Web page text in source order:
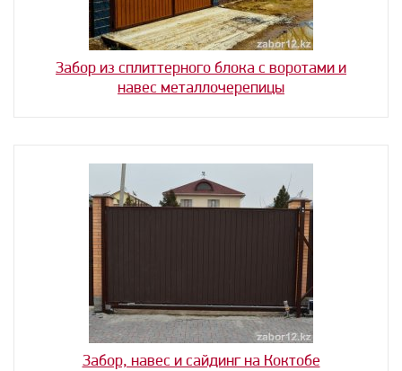
Забор из сплиттерного блока с воротами и
навес металлочерепицы
Забор, навес и сайдинг на Коктобе